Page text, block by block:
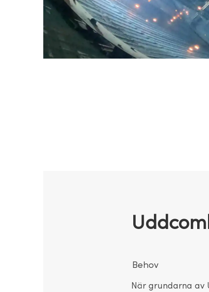
Behov
När grundarna av